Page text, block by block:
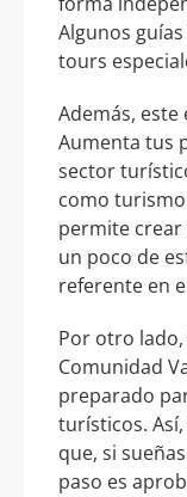
Algunos
tours
Además, este
Aumenta tus
sector
como
permite crear
un poco de
referente en
Por otro
Comunidad
preparado
turísticos.
que, si
paso es